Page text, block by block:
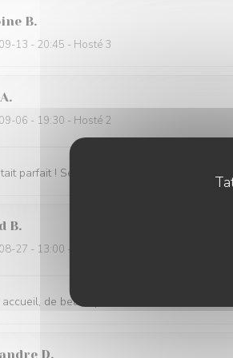
B
13 - 20:45 - Hosté 3
A
06 - 19:30 - Hosté 2
parfait ! Service et cuisine !
B
27 - 13:00 - Hosté 8
de beaux produits, dans un
D